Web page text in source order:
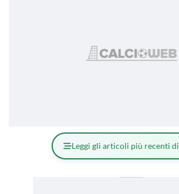
Leggi gli articoli più recenti di